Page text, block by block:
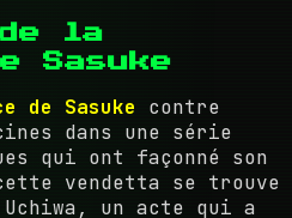
la
Sasuke
de Sasuke contre
dans une série
qui ont façonné son
vendetta se trouve
un acte qui a